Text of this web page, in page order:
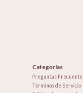
Categorías
Preguntas
Términos de Servicio